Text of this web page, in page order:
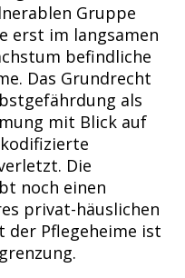
Gruppe
erst im langsamen
befindliche
Das Grundrecht
als
mit Blick auf
Die
noch einen
privat-häuslichen
der Pflegeheime ist